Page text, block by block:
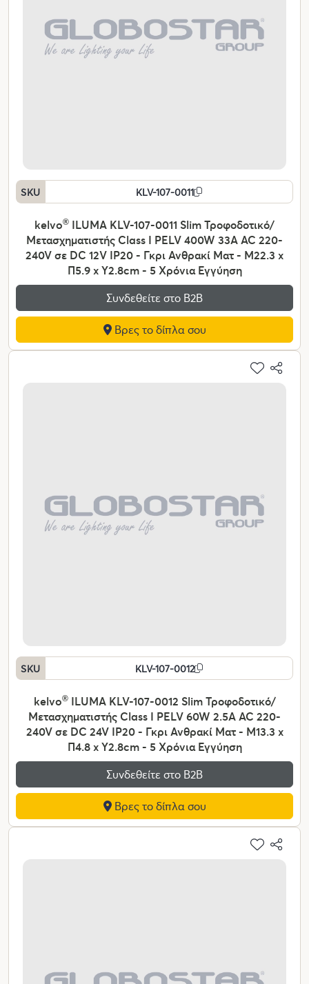
SKU KLV-107-0011
kelvo® ILUMA KLV-107-0011 Slim Τροφοδοτικό/
Μετασχηματιστής Class I PELV 400W 33A AC 220-
240V σε DC 12V IP20 - Γκρι Ανθρακί Ματ - Μ22.3 x
Π5.9 x Υ2.8cm - 5 Χρόνια Εγγύηση
Συνδεθείτε στο Β2Β
Βρες το δίπλα σου
SKU KLV-107-0012
kelvo®ILUMA KLV-107-0012 Slim Τροφοδοτικό/
Μετασχηματιστής Class I PELV 60W 2.5A AC 220-
240V σε DC 24V IP20 - Γκρι Ανθρακί Ματ - Μ13.3 x
Π4.8 x Υ2.8cm - 5 Χρόνια Εγγύηση
Συνδεθείτε στο Β2Β
Βρες το δίπλα σου